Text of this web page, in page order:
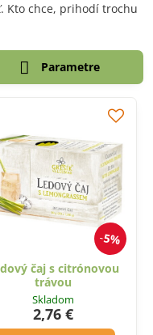
Kto chce, prihodí trochu
Parametre
5%
čaj s citrónovou
trávou
Skladom
2,76 €